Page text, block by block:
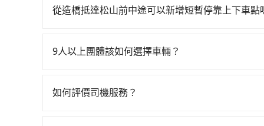
考tripool的拼車共乘服務，最多可再節省50%的交
像在開樂透一樣。另外，偶爾也會遇到明明已經
行李時，就顯得非常不便。
合以上，無論在價格或服務品質上，tripool都是你
地點上車較客製化。此外，司機還會提供各種旅
無法申訴退費。
從造橋抵達松山前中途可以新增短暫停靠上下車點
數5公里內加收200元。雖然可能有些路線完全順
9人以上團體該如何選擇車輛？
客車最多座位數量就是9人，如扣掉司機就只能乘
如何評價司機服務？